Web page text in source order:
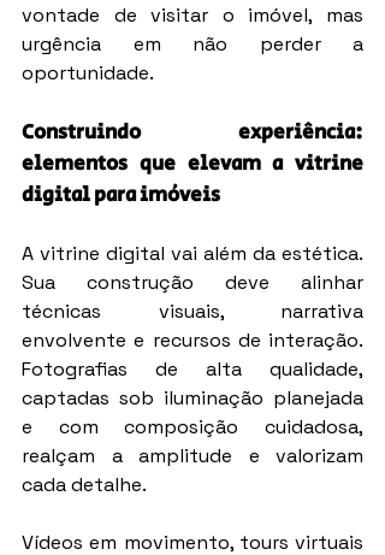
vontade de visitar o imóvel, mas
urgência em não perder a
oportunidade.
Construindo experiência:
elementos que elevam a vitrine
digital para imóveis
A vitrine digital vai além da estética.
Sua construção deve alinhar
técnicas visuais, narrativa
envolvente e recursos de interação.
Fotografias de alta qualidade,
captadas sob iluminação planejada
e com composição cuidadosa,
realçam a amplitude e valorizam
cada detalhe.
Vídeos em movimento, tours virtuais